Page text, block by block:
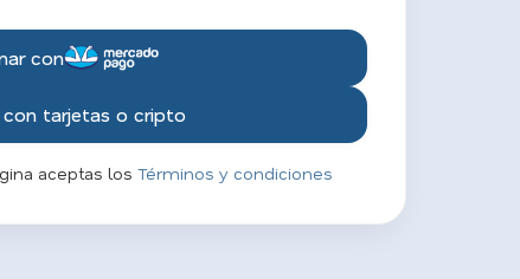
con
con tarjetas o cripto
aceptas los Términos y condiciones